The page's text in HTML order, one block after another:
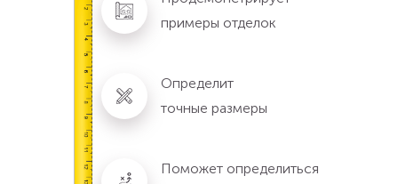
примеры отделок
Определит
точные размеры
Поможет определиться